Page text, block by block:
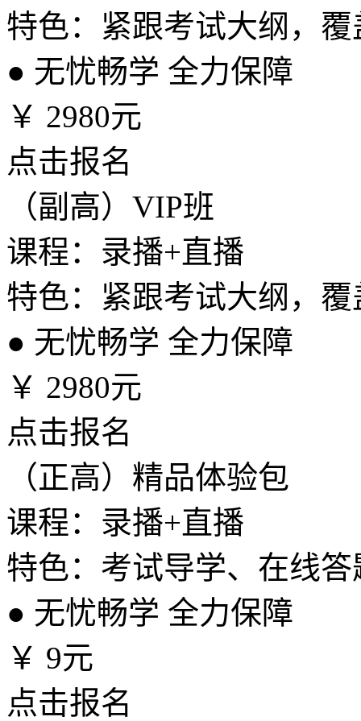
特色：紧跟考试大纲，
● 无忧畅学 全力保障
￥ 2980元
点击报名
（副高）VIP班
课程：录播+直播
特色：紧跟考试大纲，
● 无忧畅学 全力保障
￥ 2980元
点击报名
（正高）精品体验包
课程：录播+直播
特色：考试导学、在线答
● 无忧畅学 全力保障
￥ 9元
点击报名